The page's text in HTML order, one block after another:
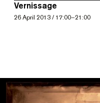
Vernissage
26 April 2013 / 17:00–21:00